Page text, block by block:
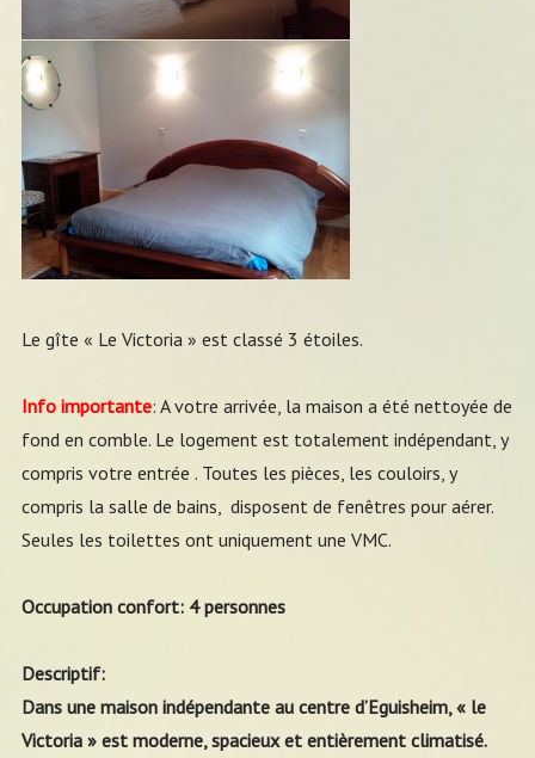
Le gîte « Le Victoria » est classé 3 étoiles.
Info importante: A votre arrivée, la maison a été nettoyée de
fond en comble. Le logement est totalement indépendant, y
compris votre entrée . Toutes les pièces, les couloirs, y
compris la salle de bains, disposent de fenêtres pour aérer.
Seules les toilettes ont uniquement une VMC.
Occupation confort: 4 personnes
Descriptif:
Dans une maison indépendante au centre d’Eguisheim, « le
Victoria » est moderne, spacieux et entièrement climatisé.